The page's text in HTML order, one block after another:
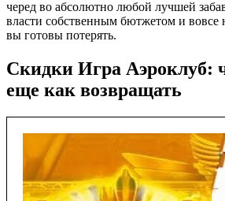
черед во абсолютно любой лучшей
власти собственным бютжетом и вовсе
вы готовы потерять.
Скидки Игра Аэроклуб:
еще как возвращать